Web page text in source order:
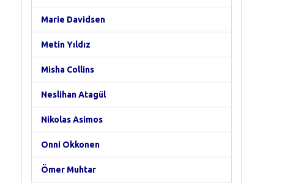
Marie Davidsen
Metin Yıldız
Misha Collins
Neslihan Atagül
Nikolas Asimos
Onni Okkonen
Ömer Muhtar